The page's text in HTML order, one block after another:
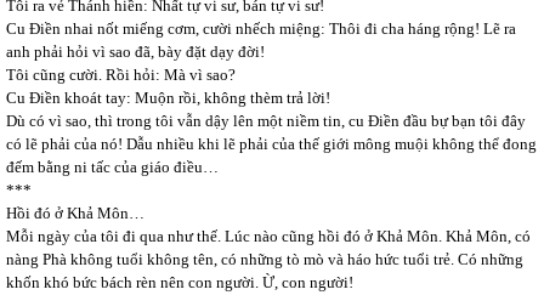
Tôi ra vẻ Thánh hiền: Nhất tự vi sư, bán tự vi sư!
Cu Điền nhai nốt miếng cơm, cười nhếch miệng: Thôi đi cha háng rộng! Lẽ ra
anh phải hỏi vì sao đã, bày đặt dạy đời!
Tôi cũng cười. Rồi hỏi: Mà vì sao?
Cu Điền khoát tay: Muộn rồi, không thèm trả lời!
Dù có vì sao, thì trong tôi vẫn dậy lên một niềm tin, cu Điền đầu bự bạn tôi đây
có lẽ phải của nó! Dẫu nhiều khi lẽ phải của thế giới mông muội không thể đong
đếm bằng ni tấc của giáo điều…
***
Hồi đó ở Khả Môn…
Mỗi ngày của tôi đi qua như thế. Lúc nào cũng hồi đó ở Khả Môn. Khả Môn, có
nàng Phà không tuổi không tên, có những tò mò và háo hức tuổi trẻ. Có những
khốn khó bức bách rèn nên con người. Ừ, con người!